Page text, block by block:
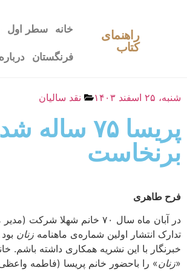
راهنمای
کتاب
خانه سطر اول
فرنگستان
شنبه، ۲۵ اسفند ۱۴۰۳ نقد سالیان
پریسا
برنخاست
فرح طاهری
در آبان ماه سال ۷۰ خانم شهلا شرکت (مدیر مسئول ماهنامه
تدارک انتشار اولین شماره‌ى ماهنامه‌ زنان
خبرنگار با این نشریه همکارى داشته باشم.
«زنان» را باحضور خانم پریسا (فاطمه